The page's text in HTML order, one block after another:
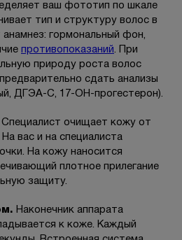
ваш фототип по шкале
тип и структуру волос в
гормональный фон,
противопоказаний. При
природу роста волос
сдать анализы
ДГЭА-С, 17-ОН-прогестерон).
Специалист очищает кожу от
вас и на специалиста
На кожу наносится
плотное прилегание
защиту.
Наконечник аппарата
к коже. Каждый